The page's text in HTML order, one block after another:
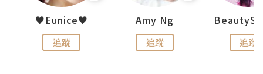
♥Eunice♥
追蹤
Amy Ng
追蹤 追蹤